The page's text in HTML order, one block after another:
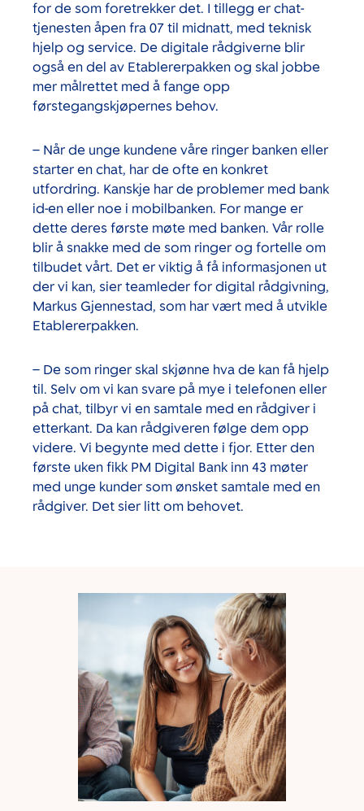
for de som foretrekker det. I tillegg er chat-
tjenesten åpen fra 07 til midnatt, med teknisk
hjelp og service. De digitale rådgiverne blir
også en del av Etablererpakken og skal jobbe
mer målrettet med å fange opp
førstegangskjøpernes behov.
– Når de unge kundene våre ringer banken eller
starter en chat, har de ofte en konkret
utfordring. Kanskje har de problemer med bank
id-en eller noe i mobilbanken. For mange er
dette deres første møte med banken. Vår rolle
blir å snakke med de som ringer og fortelle om
tilbudet vårt. Det er viktig å få informasjonen ut
der vi kan, sier teamleder for digital rådgivning,
Markus Gjennestad, som har vært med å utvikle
Etablererpakken.
– De som ringer skal skjønne hva de kan få hjelp
til. Selv om vi kan svare på mye i telefonen eller
på chat, tilbyr vi en samtale med en rådgiver i
etterkant. Da kan rådgiveren følge dem opp
videre. Vi begynte med dette i fjor. Etter den
første uken fikk PM Digital Bank inn 43 møter
med unge kunder som ønsket samtale med en
rådgiver. Det sier litt om behovet.